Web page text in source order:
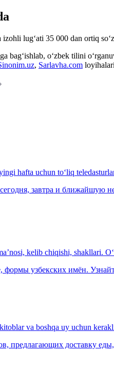
lug‘ati 35 000 dan ortiq
bag‘ishlab, o‘zbek tilini
, Sarlavha.com
hafta uchun to‘liq
завтра и ближайшую
kelib chiqishi, shakllari.
узбекских имён.
va boshqa uy uchun
предлагающих доставку